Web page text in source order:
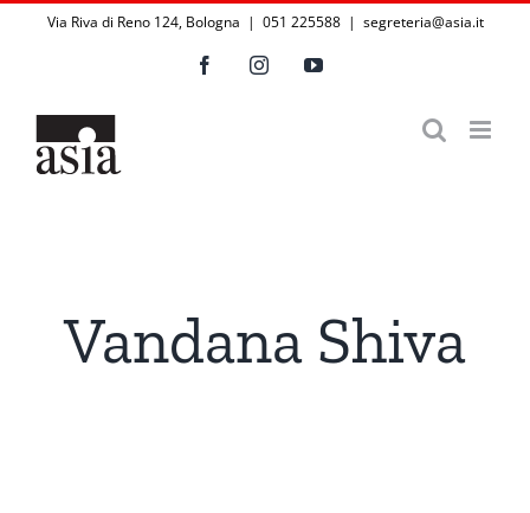
Via Riva di Reno 124, Bologna | 051 225588 | segreteria@asia.it
FacebookInstagramYouTube
Vandana Shiva